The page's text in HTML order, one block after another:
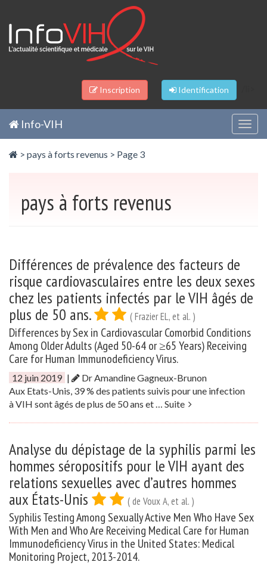
Inscription Identification
Info-VIH
> pays à forts revenus > Page 3
pays à forts revenus
Différences de prévalence des facteurs de
risque cardiovasculaires entre les deux sexes
chez les patients infectés par le VIH âgés de
plus de 50 ans.
( Frazier EL, et al. )
Differences by Sex in Cardiovascular Comorbid Conditions
Among Older Adults (Aged 50-64 or ≥65 Years) Receiving
Care for Human Immunodeficiency Virus.
12 juin 2019 |
Dr Amandine Gagneux-Brunon
Aux Etats-Unis, 39 % des patients suivis pour une infection
à VIH sont âgés de plus de 50 ans et … Suite
Analyse du dépistage de la syphilis parmi les
hommes séropositifs pour le VIH ayant des
relations sexuelles avec d’autres hommes
aux États-Unis
( de Voux A, et al. )
Syphilis Testing Among Sexually Active Men Who Have Sex
With Men and Who Are Receiving Medical Care for Human
Immunodeficiency Virus in the United States: Medical
Monitoring Project, 2013-2014.
Panneau de gestion des cookies